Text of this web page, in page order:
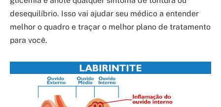
desequilíbrio. Isso vai ajudar seu médico a entender
melhor o quadro e traçar o melhor plano de tratamento
para você.